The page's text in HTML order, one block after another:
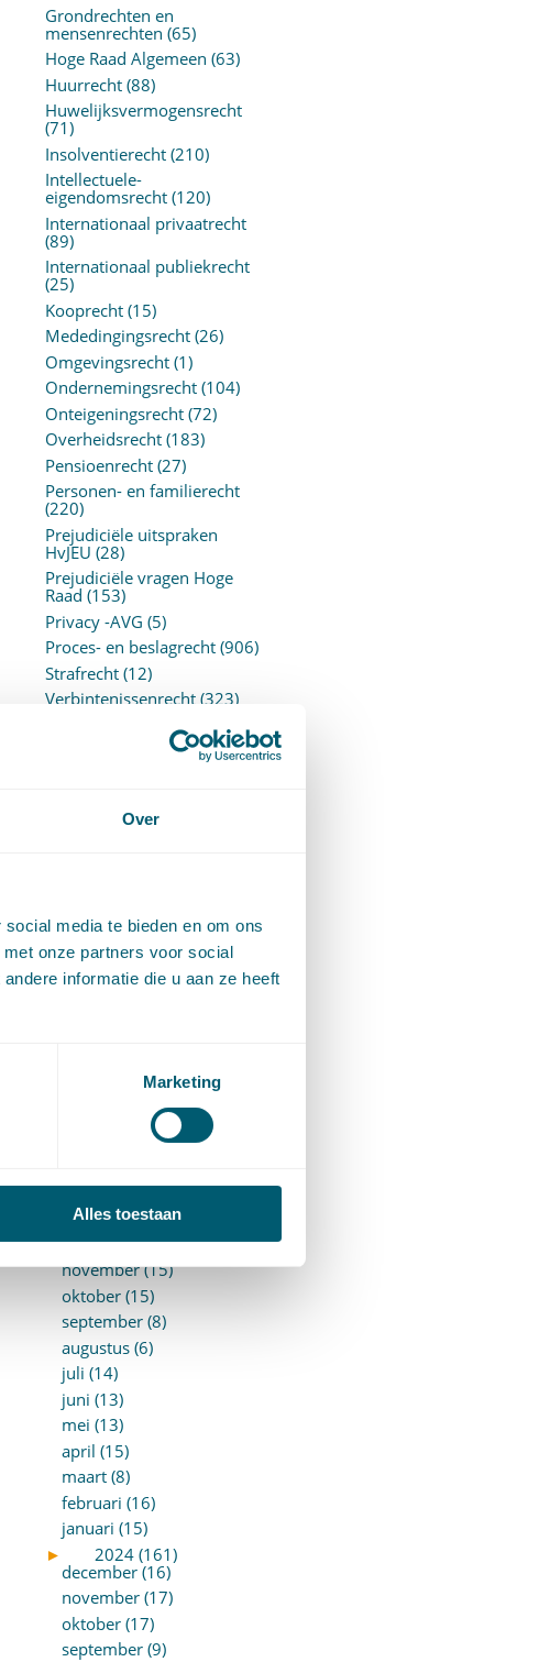
Over
media te bieden en om ons
onze partners voor social
informatie die u aan ze heeft
Marketing
Alles toestaan
Grondrechten en
mensenrechten (65)
Hoge Raad Algemeen (63)
Huurrecht(88)
Huwelijksvermogensrecht
(71)
Insolventierecht(210)
Intellectuele-
eigendomsrecht(120)
Internationaal privaatrecht
(89)
Internationaal publiekrecht
(25)
Kooprecht(15)
Mededingingsrecht(26)
Omgevingsrecht(1)
Ondernemingsrecht(104)
Onteigeningsrecht(72)
Overheidsrecht(183)
Pensioenrecht(27)
Personen- en familierecht
(220)
Prejudiciële uitspraken
HvJEU (28)
Prejudiciële vragen Hoge
Raad (153)
Privacy -AVG (5)
Proces- en beslagrecht(906)
Strafrecht(12)
Verbintenissenrecht(323)
Vermogensrecht algemeen
Wetgeving
ARCHIEF
2025 (153)
december (15)
november (15)
oktober (15)
september (8)
augustus (6)
juli (14)
juni (13)
mei (13)
april (15)
maart (8)
februari (16)
januari (15)
►
2024 (161)
december (16)
november (17)
oktober (17)
september (9)